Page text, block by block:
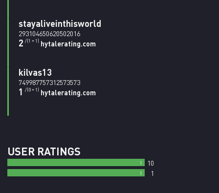
stayaliveinthisworld
293104650620502016
2 /(1 + 1) hytalerating.com
kilvas13
749987757312573573
1 /(0 + 1) hytalerating.com
USER RATINGS
1 10
1 1